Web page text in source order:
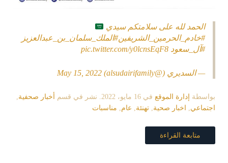
الحمد لله على سلامتكم سيدي
#خادم_الحرمين_الشريفين#الملك_سلمان_بن_عبدالعزيز
#آل_سعود pic.twitter.com/y0lcnsEqF8
— السديري (@alsudairifamily) May 15, 2022
بواسطة إدارة الموقع في 16 مايو، 2022 . نشر في قسم أخبار صحفية,
اجتماعي, اخبار صحية, تهنئة, عام, مناسبات
متابعة القراءة